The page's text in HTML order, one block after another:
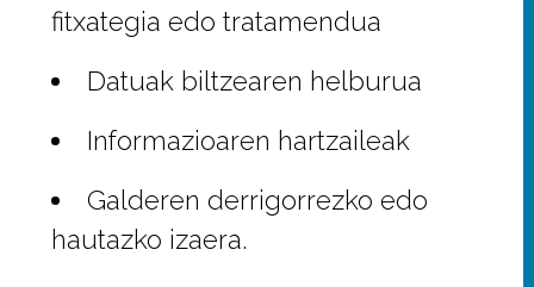
fitxategia edo tratamendua
Datuak biltzearen helburua
Informazioaren hartzaileak
Galderen derrigorrezko edo
hautazko izaera.